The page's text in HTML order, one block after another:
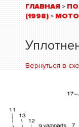
ГЛАВНАЯ >
(1998) >
Вернуться в